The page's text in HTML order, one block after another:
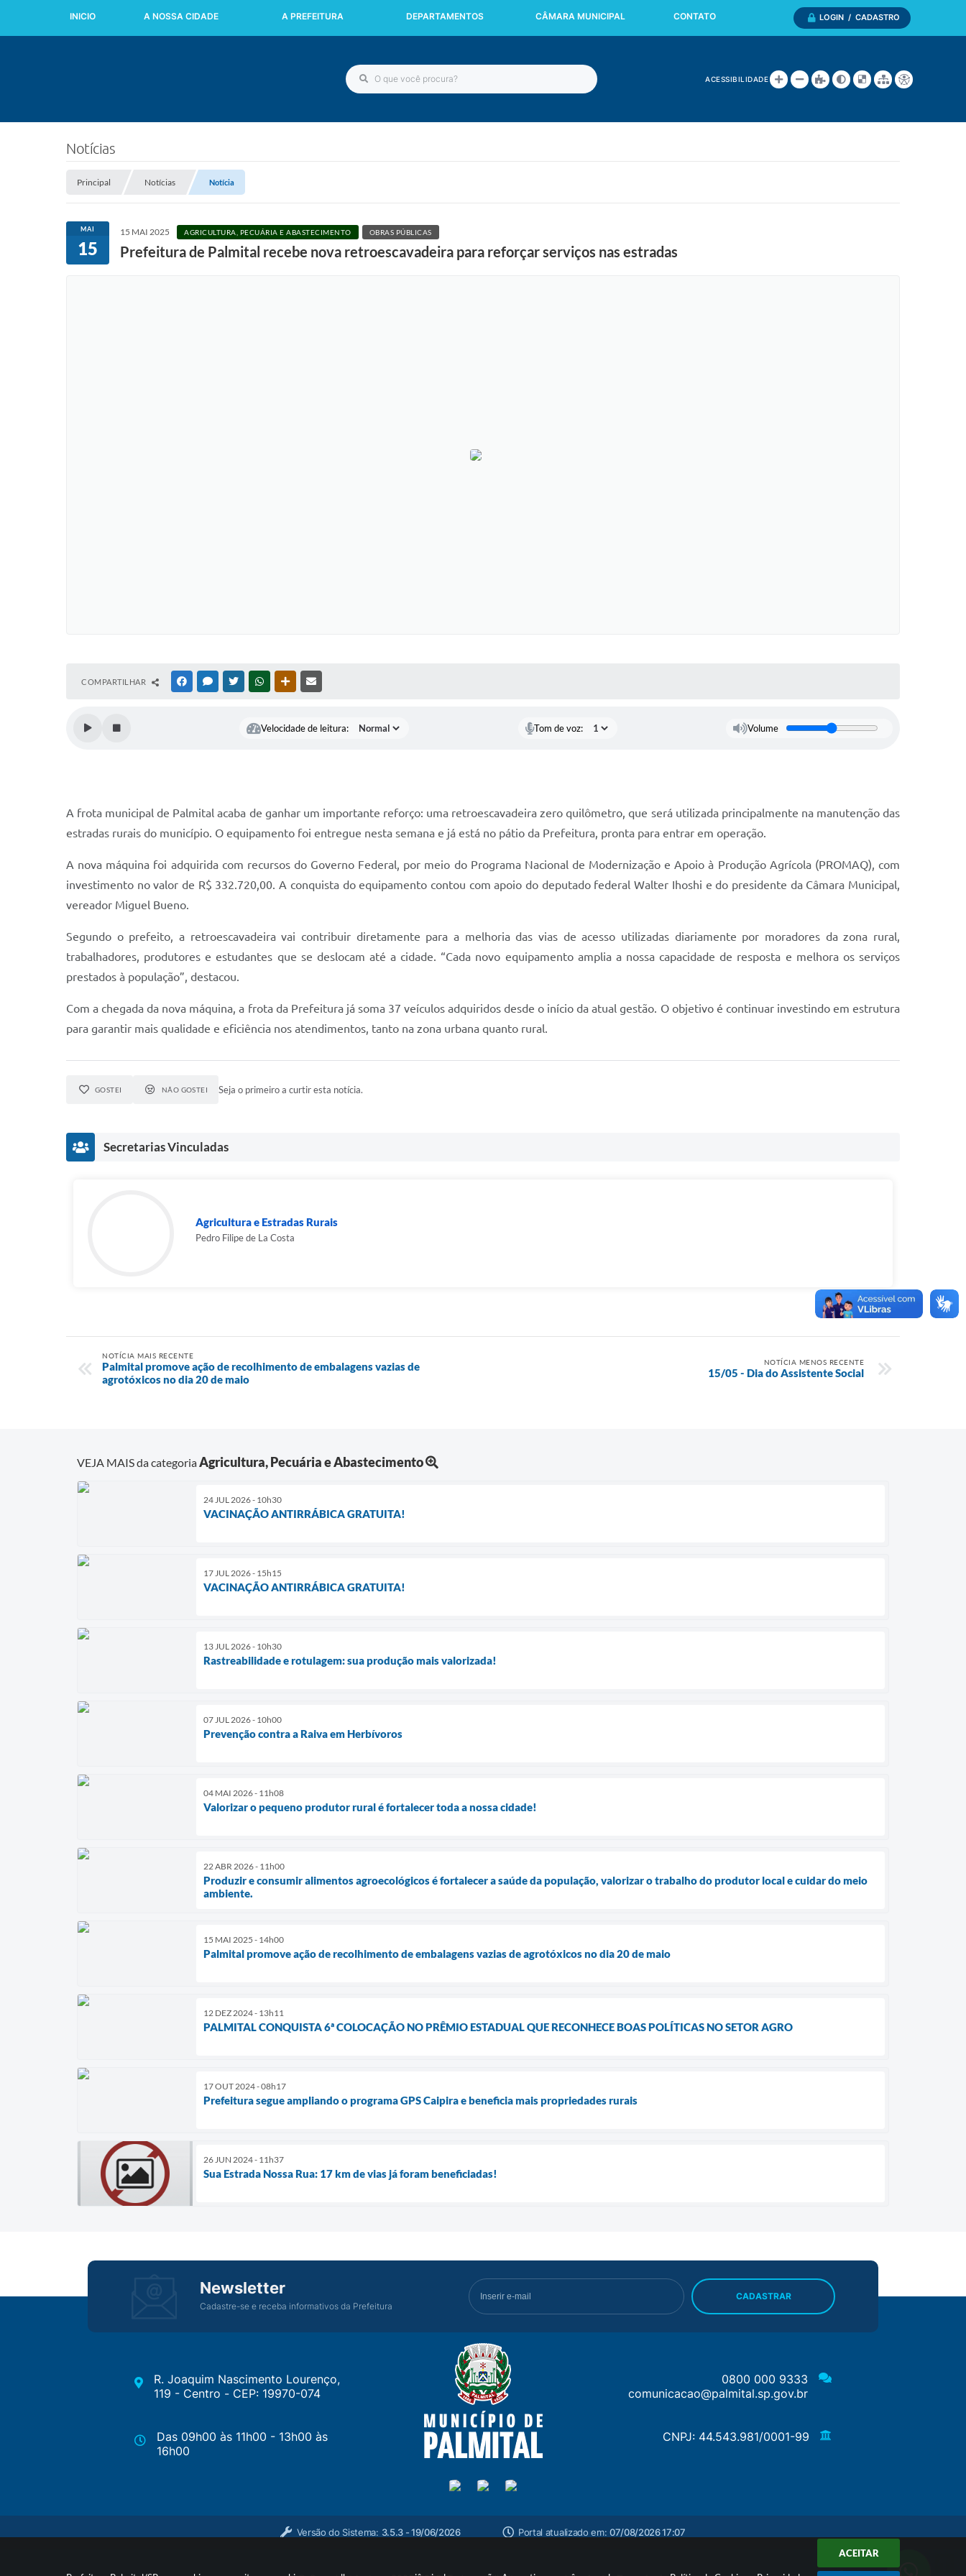
ACEITAR
LOGIN / CADASTRO
ACESSIBILIDADE
INICIO A NOSSA CIDADE A PREFEITURA DEPARTAMENTOS CÂMARA MUNICIPAL CONTATO
Notícias
Principal Notícias Notícia
MAI
15
15 MAI 2025 AGRICULTURA, PECUÁRIA E ABASTECIMENTO OBRAS PÚBLICAS
Prefeitura de Palmital recebe nova retroescavadeira para reforçar serviços nas estradas
COMPARTILHAR FACEBOOKMESSENGER
TWITTERWHATSAPPOUTRAS MÍDIAS
Velocidade de leitura: Tom de voz: Volume
A frota municipal de Palmital acaba de ganhar um importante reforço: uma retroescavadeira zero quilômetro, que será utilizada principalmente na manutenção das
estradas rurais do município. O equipamento foi entregue nesta semana e já está no pátio da Prefeitura, pronta para entrar em operação.
A nova máquina foi adquirida com recursos do Governo Federal, por meio do Programa Nacional de Modernização e Apoio à Produção Agrícola (PROMAQ), com
investimento no valor de R$ 332.720,00. A conquista do equipamento contou com apoio do deputado federal Walter Ihoshi e do presidente da Câmara Municipal,
vereador Miguel Bueno.
Segundo o prefeito, a retroescavadeira vai contribuir diretamente para a melhoria das vias de acesso utilizadas diariamente por moradores da zona rural,
trabalhadores, produtores e estudantes que se deslocam até a cidade. “Cada novo equipamento amplia a nossa capacidade de resposta e melhora os serviços
prestados à população”, destacou.
Com a chegada da nova máquina, a frota da Prefeitura já soma 37 veículos adquiridos desde o início da atual gestão. O objetivo é continuar investindo em estrutura
para garantir mais qualidade e eficiência nos atendimentos, tanto na zona urbana quanto rural.
GOSTEI NÃO GOSTEI Seja o primeiro a curtir esta notícia.
Secretarias Vinculadas
Agricultura e Estradas Rurais
Pedro Filipe de La Costa
NOTÍCIA MAIS RECENTE
Palmital promove ação de recolhimento de embalagens vazias de
agrotóxicos no dia 20 de maio
NOTÍCIA MENOS RECENTE
15/05 - Dia do Assistente Social
VEJA MAIS da categoriaAgricultura, Pecuária e Abastecimento
24 JUL 2026 - 10h30
VACINAÇÃO ANTIRRÁBICA GRATUITA!
17 JUL 2026 - 15h15
VACINAÇÃO ANTIRRÁBICA GRATUITA!
13 JUL 2026 - 10h30
Rastreabilidade e rotulagem: sua produção mais valorizada!
07 JUL 2026 - 10h00
Prevenção contra a Raiva em Herbívoros
04 MAI 2026 - 11h08
Valorizar o pequeno produtor rural é fortalecer toda a nossa cidade!
22 ABR 2026 - 11h00
Produzir e consumir alimentos agroecológicos é fortalecer a saúde da população, valorizar o trabalho do produtor local e cuidar do meio
ambiente.
15 MAI 2025 - 14h00
Palmital promove ação de recolhimento de embalagens vazias de agrotóxicos no dia 20 de maio
12 DEZ 2024 - 13h11
PALMITAL CONQUISTA 6ª COLOCAÇÃO NO PRÊMIO ESTADUAL QUE RECONHECE BOAS POLÍTICAS NO SETOR AGRO
17 OUT 2024 - 08h17
Prefeitura segue ampliando o programa GPS Caipira e beneficia mais propriedades rurais
26 JUN 2024 - 11h37
Sua Estrada Nossa Rua: 17 km de vias já foram beneficiadas!
Newsletter
Cadastre-se e receba informativos da Prefeitura
CADASTRAR
0800 000 9333
comunicacao@palmital.sp.gov.br
R. Joaquim Nascimento Lourenço,
119 - Centro - CEP: 19970-074
CNPJ: 44.543.981/0001-99
Das 09h00 às 11h00 - 13h00 às
16h00
Versão do Sistema: 3.5.3 - 19/06/2026 Portal atualizado em: 07/08/2026 17:07